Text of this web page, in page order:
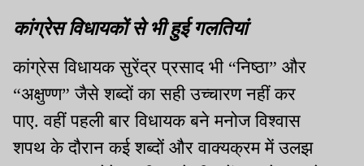
कांग्रेस विधायकों से भी हुई गलतियां
कांग्रेस विधायक सुरेंद्र प्रसाद भी “निष्ठा” और
“अक्षुण्ण” जैसे शब्दों का सही उच्चारण नहीं कर
पाए. वहीं पहली बार विधायक बने मनोज विश्वास
शपथ के दौरान कई शब्दों और वाक्यक्रम में उलझ